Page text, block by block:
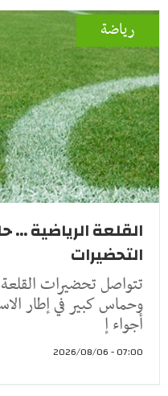
رياضة
القلعة الرياضية
التحضيرات
تتواصل تحضيرات
وحماس كبير في إطار
أجواء إ
07:00 - 2026/08/06